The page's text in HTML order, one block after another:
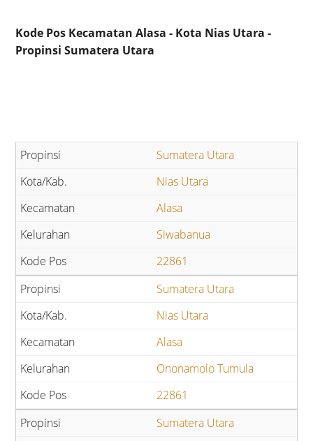
Kode Pos Kecamatan Alasa - Kota Nias Utara -
Propinsi Sumatera Utara
Sumatera Utara
Nias Utara
Alasa
Siwabanua
22861
Sumatera Utara
Nias Utara
Alasa
Ononamolo Tumula
22861
Sumatera Utara